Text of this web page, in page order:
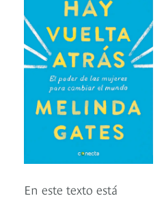
En este texto está